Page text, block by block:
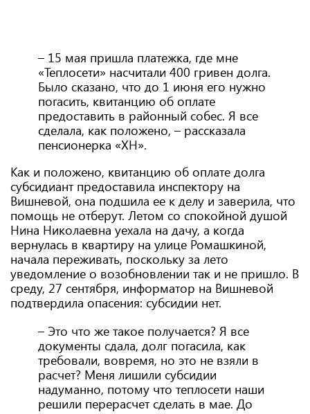
– 15 мая пришла платежка, где мне
«Теплосети» насчитали 400 гривен долга.
Было сказано, что до 1 июня его нужно
погасить, квитанцию об оплате
предоставить в районный собес. Я все
сделала, как положено, – рассказала
пенсионерка «ХН».
Как и положено, квитанцию об оплате долга
субсидиант предоставила инспектору на
Вишневой, она подшила ее к делу и заверила, что
помощь не отберут. Летом со спокойной душой
Нина Николаевна уехала на дачу, а когда
вернулась в квартиру на улице Ромашкиной,
начала переживать, поскольку за лето
уведомление о возобновлении так и не пришло. В
среду, 27 сентября, информатор на Вишневой
подтвердила опасения: субсидии нет.
– Это что же такое получается? Я все
документы сдала, долг погасила, как
требовали, вовремя, но это не взяли в
расчет? Меня лишили субсидии
надуманно, потому что теплосети наши
решили перерасчет сделать в мае. До